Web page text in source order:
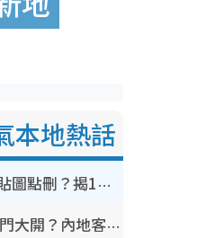
本地熱話
WhatsApp預設貼圖點刪？揭1招「反向操作」還原簡潔介面 附3步實測教學
香港山邊鐵閘邊門大開？內地客困惑意義何在！網民神回覆：呢種叫法理性防禦